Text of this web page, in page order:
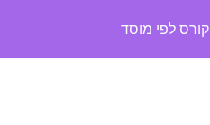
קורס לפי מוסד